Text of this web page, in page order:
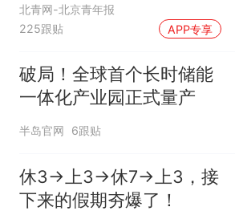
得现在的成就
北青网-北京青年报
225跟贴
APP专享
破局！全球首个长时储能
一体化产业园正式量产
半岛官网 6跟贴
休3→上3→休7→上3，接
下来的假期夯爆了！